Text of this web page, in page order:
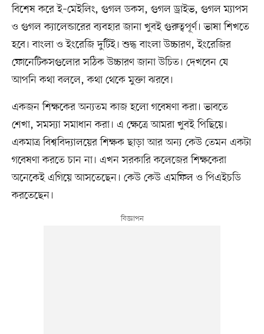
বিশেষ করে ই–মেইলিং, গুগল ডকস, গুগল ড্রাইভ, গুগল ম্যাপস
ও গুগল ক্যালেন্ডারের ব্যবহার জানা খুবই গুরুত্বপূর্ণ। ভাষা শিখতে
হবে। বাংলা ও ইংরেজি দুটিই। শুদ্ধ বাংলা উচ্চারণ, ইংরেজির
ফোনেটিকসগুলোর সঠিক উচ্চারণ জানা উচিত। দেখবেন যে
আপনি কথা বললে, কথা থেকে মুক্তা ঝরবে।
একজন শিক্ষকের অন্যতম কাজ হলো গবেষণা করা। ভাবতে
শেখা, সমস্যা সমাধান করা। এ ক্ষেত্রে আমরা খুবই পিছিয়ে।
একমাত্র বিশ্ববিদ্যালয়ের শিক্ষক ছাড়া আর অন্য কেউ তেমন একটা
গবেষণা করতে চান না। এখন সরকারি কলেজের শিক্ষকেরা
অনেকেই এগিয়ে আসতেছেন। কেউ কেউ এমফিল ও পিএইচডি
করতেছেন।